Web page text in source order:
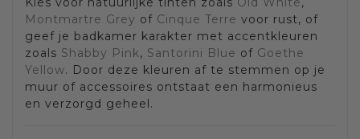
Montmartre Grey of Cinque Terre voor rust, of
geef je badkamer karakter met accentkleuren
zoals Shabby Pink, Santorini Blue of Goethe
Yellow. Door deze kleuren af te stemmen op je
muur of accessoires ontstaat een harmonieus
en verzorgd geheel.